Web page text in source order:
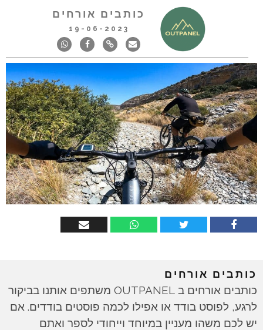
כותבים אורחים
19-06-2023
כותבים אורחים
כותבים אורחים ב OUTPANEL משתפים אותנו בביקור
לרגע, לפוסט בודד או אפילו לכמה פוסטים בודדים. אם
יש לכם משהו מעניין במיוחד וייחודי לספר ואתם